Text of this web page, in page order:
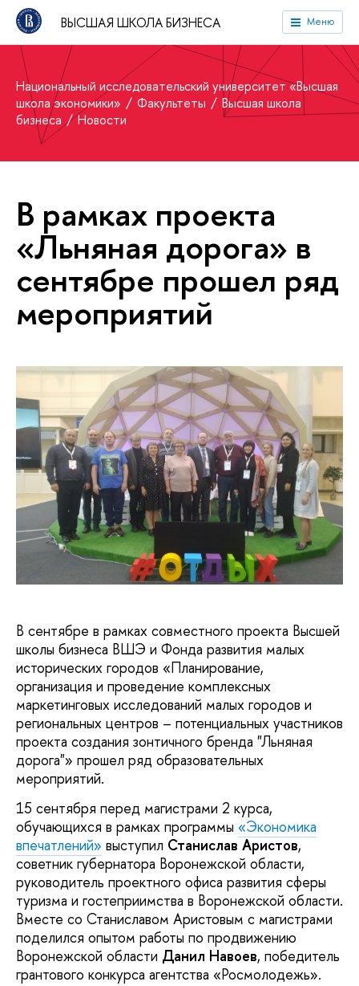
ВЫСШАЯ ШКОЛА БИЗНЕСА Меню
Национальный исследовательский университет «Высшая
школа экономики»
Факультеты
Высшая школа
бизнеса
Новости
В рамках проекта
«Льняная дорога» в
сентябре прошел ряд
мероприятий
В сентябре в рамках совместного проекта Высшей
школы бизнеса ВШЭ и Фонда развития малых
исторических городов «Планирование,
организация и проведение комплексных
маркетинговых исследований малых городов и
региональных центров – потенциальных участников
проекта создания зонтичного бренда "Льняная
дорога"» прошел ряд образовательных
мероприятий.
15 сентября перед магистрами 2 курса,
обучающихся в рамках программы «Экономика
впечатлений» выступил Станислав Аристов,
советник губернатора Воронежской области,
руководитель проектного офиса развития сферы
туризма и гостеприимства в Воронежской области.
Вместе со Станиславом Аристовым с магистрами
поделился опытом работы по продвижению
Воронежской области Данил Навоев, победитель
грантового конкурса агентства «Росмолодежь».